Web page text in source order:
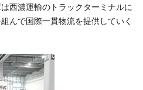
西濃運輸のトラックターミナルに
んで国際一貫物流を提供していく